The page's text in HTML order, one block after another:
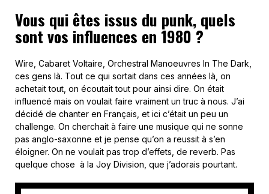
Vous qui êtes issus du punk, quels
sont vos influences en 1980 ?
Wire, Cabaret Voltaire, Orchestral Manoeuvres In The Dark,
ces gens là. Tout ce qui sortait dans ces années là, on
achetait tout, on écoutait tout pour ainsi dire. On était
influencé mais on voulait faire vraiment un truc à nous. J’ai
décidé de chanter en Français, et ici c’était un peu un
challenge. On cherchait à faire une musique qui ne sonne
pas anglo-saxonne et je pense qu’on a reussit à s’en
éloigner. On ne voulait pas trop d’effets, de reverb. Pas
quelque chose à la Joy Division, que j’adorais pourtant.